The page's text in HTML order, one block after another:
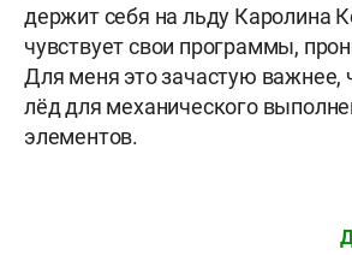
держит себя на льду Каролина
чувствует свои программы,
Для меня это зачастую важнее,
лёд для механического
элементов.